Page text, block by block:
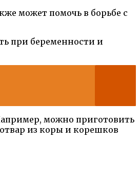
может помочь в борьбе с
при беременности и
можно приготовить
из коры и корешков